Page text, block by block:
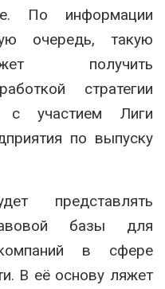
По информации
очередь, такую
получить
стратегии
с участием Лиги
по выпуску
представлять
базы для
в сфере
В её основу ляжет